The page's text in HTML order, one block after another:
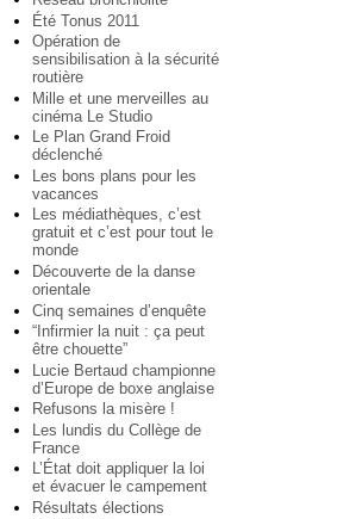
Été Tonus 2011
Opération de
sensibilisation à la sécurité
routière
Mille et une merveilles au
cinéma Le Studio
Le Plan Grand Froid
déclenché
Les bons plans pour les
vacances
Les médiathèques, c’est
gratuit et c’est pour tout le
monde
Découverte de la danse
orientale
Cinq semaines d’enquête
“Infirmier la nuit : ça peut
être chouette”
Lucie Bertaud championne
d’Europe de boxe anglaise
Refusons la misère !
Les lundis du Collège de
France
L’État doit appliquer la loi
et évacuer le campement
Résultats élections